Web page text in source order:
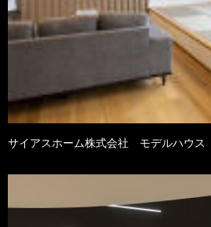
サイアスホーム株式会社 モデルハウス